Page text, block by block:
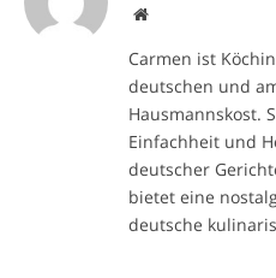
Website
Carmen ist
deutschen und
Hausmannskost.
Einfachheit und
deutscher
bietet eine
deutsche